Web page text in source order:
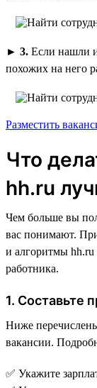
► 3. Если нашли
похожих на него
Разместить
Что
hh.ru
Чем больше вы
вас понимают.
и алгоритмы hh.ru
работника.
1. Составьте
Ниже
вакансии.
✅ Укажите